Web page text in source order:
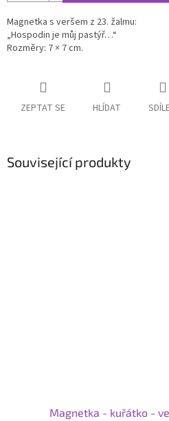
Magnetka s veršem z 23. žalmu:
„Hospodin je můj pastýř…“
Rozměry: 7 × 7 cm.
ZEPTAT SE HLÍDAT
Související produkty
Magnetka - kuřátko -